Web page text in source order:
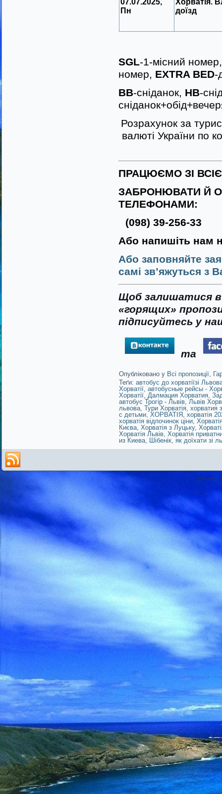
07.07.2025,
Пн
Хорватія.
доїзд
SGL-1-місний
номер, EXTRA BED-
BB-сніданок, HB-
Розрахунок за
валюті України по
ПРАЦЮЄМО ЗІ
ЗАБРОНЮВАТИ Й
ТЕЛЕФОНАМИ:
(098) 39-256-33
Або напишіть нам
Або заповняйте
самі зв’яжуться з
Щоб залишатися в
«горящих»
підписуйтесь у
та
Опубліковано у Всі пропозиції,
Теґи: автобус до хорватіїзі
Хорватії, автобусные рейсы -
Хорватії, Далмация Хорватия,
автобус Трогір - Львів, Львів
львова, Тури Хорватія, хорватия
с детьми, ХОРВАТІЯ , хорватія
хорватія відпочинок ціни,
Києва, Хорватія з Луцьку,
Хорватія Львів, Хорватія
из Киева, Шібенік, як доїхати зі
Powered